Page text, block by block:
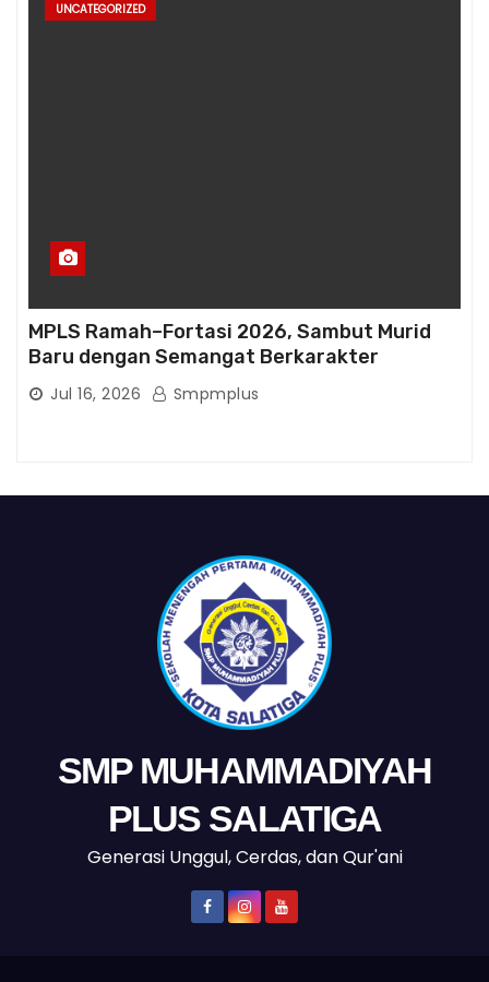
UNCATEGORIZED
MPLS Ramah–Fortasi 2026, Sambut Murid
Baru dengan Semangat Berkarakter
Jul 16, 2026 Smpmplus
SMP MUHAMMADIYAH
PLUS SALATIGA
Generasi Unggul, Cerdas, dan Qur'ani